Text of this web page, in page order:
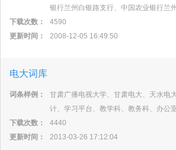
银行兰州白银路支行、中国农业银行兰
下载次数：
4590
更新时间：
2008-12-05 16:49:50
电大词库
词条样例：
甘肃广播电视大学、甘肃电大、天水电
计、学习平台、教学科、教务科、办公
下载次数：
4440
更新时间：
2013-03-26 17:12:04